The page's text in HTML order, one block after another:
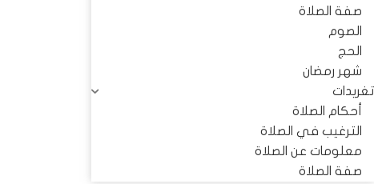
صفة الصلاة
الصوم
الحج
شهر رمضان
تغريدات
أحكام الصلاة
الترغيب في الصلاة
معلومات عن الصلاة
صفة الصلاة